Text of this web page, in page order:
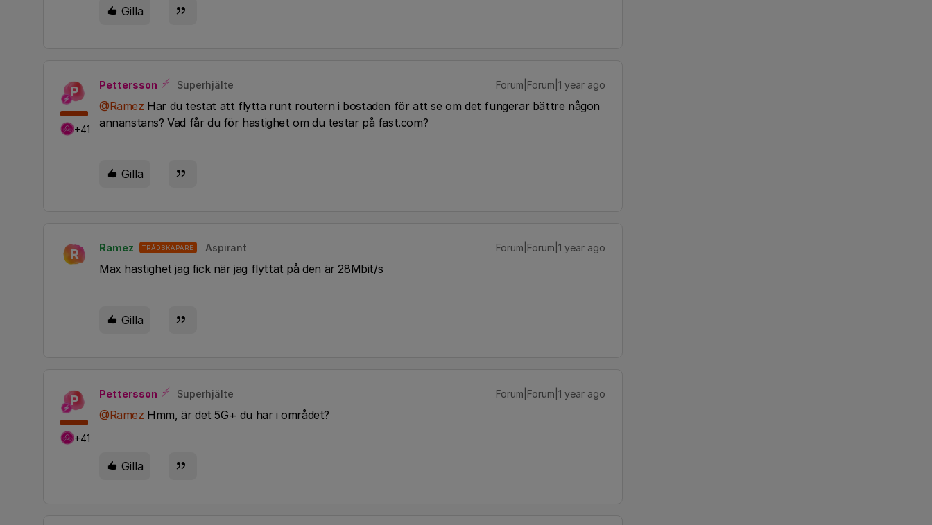
Gilla
P
+41
Pettersson Superhjälte Forum|Forum|1 year ago
@Ramez Har du testat att flytta runt routern i bostaden för att se om det fungerar bättre någon
annanstans? Vad får du för hastighet om du testar på fast.com?
Gilla
R Ramez TRÅDSKAPARE Aspirant Forum|Forum|1 year ago
Max hastighet jag fick när jag flyttat på den är 28Mbit/s
Gilla
P
+41
Pettersson Superhjälte Forum|Forum|1 year ago
@Ramez Hmm, är det 5G+ du har i området?
Gilla